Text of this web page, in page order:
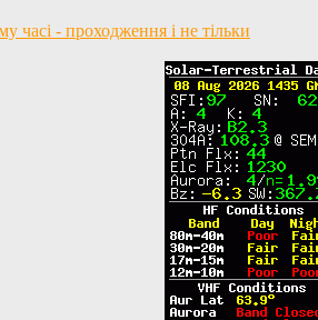
часі - проходження і не тільки